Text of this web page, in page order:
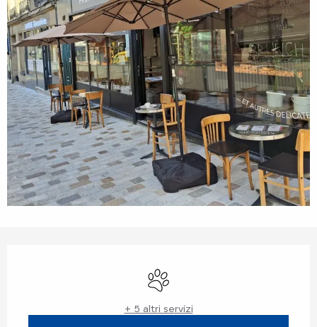
Animali ammessi
+ 5 altri servizi